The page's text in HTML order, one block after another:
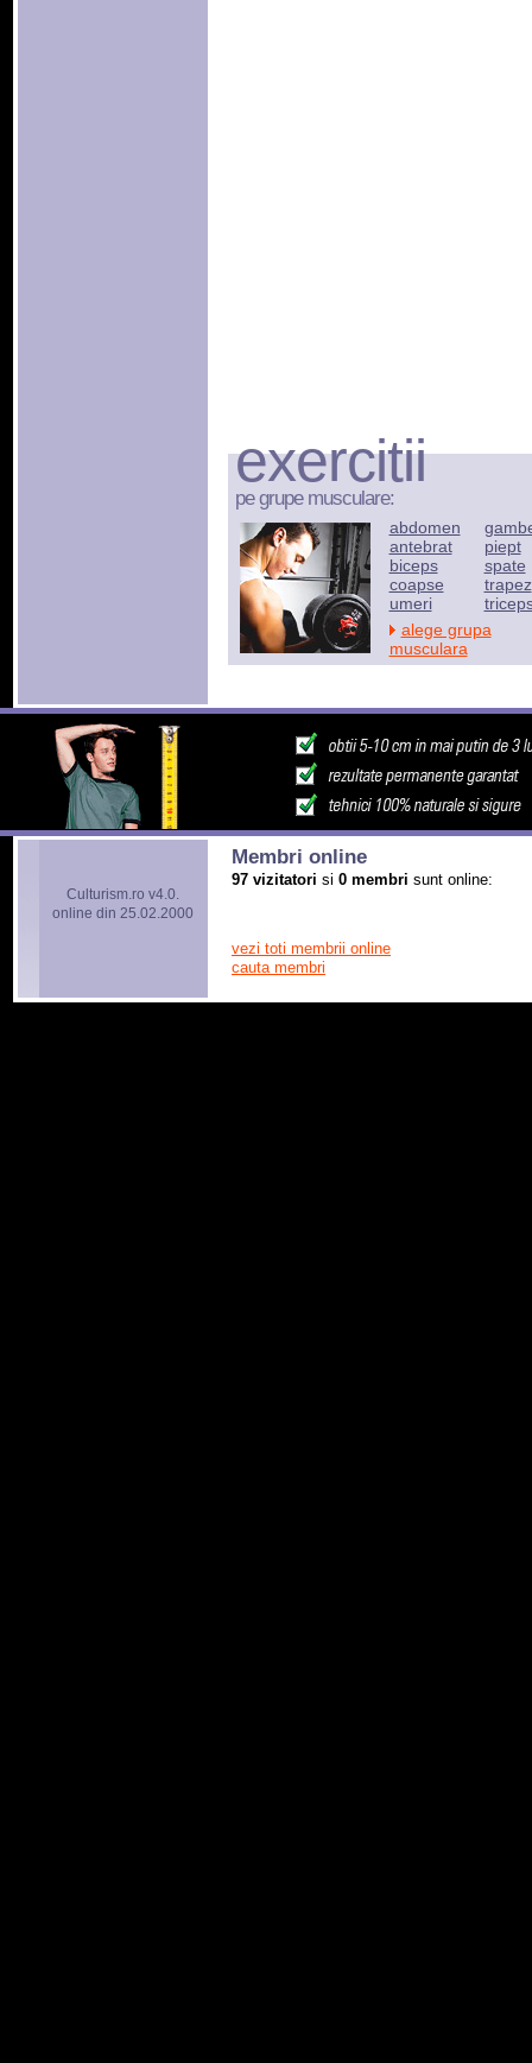
exercitii
pe grupe musculare:
abdomen
antebrat
biceps
coapse
umeri
piept
spate
trapez
alege grupa
musculara
Culturism.ro v4.0.
online din 25.02.2000
Membri online
97 vizitatori si 0 membri sunt online:
vezi toti membrii online
cauta membri